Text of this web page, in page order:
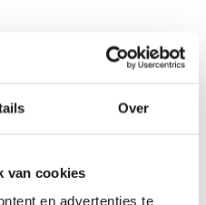
Over
van cookies
en advertenties te
v.a. €245,-